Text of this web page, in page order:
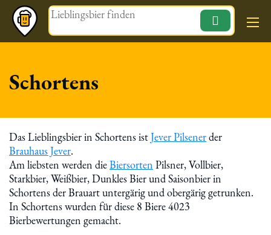
Magazin
Schortens
Das Lieblingsbier in Schortens istJever Pilsenerder
Brauhaus Jever.
Am liebsten werden dieBiersorten Pilsner, Vollbier,
Starkbier, Weißbier, Dunkles Bier und Saisonbier in
Schortens der Brauart untergärig und obergärig getrunken.
In Schortens wurden für diese 8 Biere 4023
Bierbewertungen gemacht.